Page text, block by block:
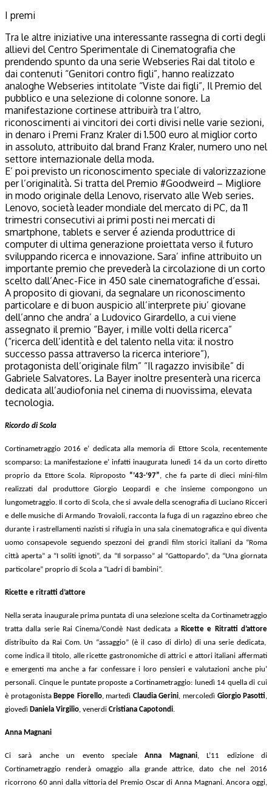
I premi
Tra le altre iniziative una interessante rassegna di corti degli
allievi del Centro Sperimentale di Cinematografia che
prendendo spunto da una serie Webseries Rai dal titolo e
dai contenuti “Genitori contro figli”, hanno realizzato
analoghe Webseries intitolate “Viste dai figli”, Il Premio del
pubblico e una selezione di colonne sonore. La
manifestazione cortinese attribuirà tra l’altro,
riconoscimenti ai vincitori dei corti divisi nelle varie sezioni,
in denaro i Premi Franz Kraler di 1.500 euro al miglior corto
in assoluto, attribuito dal brand Franz Kraler, numero uno nel
settore internazionale della moda.
E’ poi previsto un riconoscimento speciale di valorizzazione
per l’originalità. Si tratta del Premio #Goodweird – Migliore
in modo originale della Lenovo, riservato alle Web series.
Lenovo, società leader mondiale del mercato di PC, da 11
trimestri consecutivi ai primi posti nei mercati di
smartphone, tablets e server é azienda produttrice di
computer di ultima generazione proiettata verso il futuro
sviluppando ricerca e innovazione. Sara’ infine attribuito un
importante premio che prevederà la circolazione di un corto
scelto dall’Anec-Fice in 450 sale cinematografiche d’essai.
A proposito di giovani, da segnalare un riconoscimento
particolare e di buon auspicio all’interprete piu’ giovane
dell’anno che andra’ a Ludovico Girardello, a cui viene
assegnato il premio “Bayer, i mille volti della ricerca”
(“ricerca dell’identità e del talento nella vita: il nostro
successo passa attraverso la ricerca interiore”),
protagonista dell’originale film” “Il ragazzo invisibile” di
Gabriele Salvatores. La Bayer inoltre presenterà una ricerca
dedicata all’audiofonia nel cinema di nuovissima, elevata
tecnologia.
Ricordo di Scola
Cortinametraggio 2016 e’ dedicata alla memoria di Ettore Scola, recentemente
scomparso:La manifestazione e’ infatti inaugurata lunedì 14 da un corto diretto
proprio da Ettore Scola. Riproposto “’43-‘97”, che fa parte di dieci mini-film
realizzati dal produttore Giorgio Leopardi e che insieme compongono un
lungometraggio. Il corto di Scola, che si avvale della scenografia di Luciano Ricceri
e delle musiche di Armando Trovaioli, racconta la fuga di un ragazzino ebreo che
durante i rastrellamenti nazisti si rifugia in una sala cinematografica e qui diventa
uomo consapevole seguendo spezzoni dei grandi film storici italiani da “Roma
città aperta” a “I soliti ignoti”, da “Il sorpasso” al “Gattopardo”, da “Una giornata
particolare” proprio di Scola a “Ladri di bambini”.
Ricette e ritratti d’attore
Nella serata inaugurale prima puntata di una selezione scelta da Cortinametraggio
tratta dalla serie Rai Cinema/Condè Nast dedicata a Ricette e Ritratti d’attore
distribuito da Rai Com.Un “assaggio” (è il caso di dirlo) di una serie dedicata,
come indica il titolo, alle ricette gastronomiche di attrici e attori italiani affermati
e emergenti ma anche a far confessare i loro pensieri e valutazioni anche piu’
personali. Cinque le puntate proposte a Cortinametraggio: lunedì 14 quella di cui
è protagonista Beppe Fiorello, martedì Claudia Gerini, mercoledì Giorgio Pasotti,
giovedì Daniela Virgilio, venerdi Cristiana Capotondi.
Anna Magnani
Ci sarà ancheun evento specialeAnna Magnani,L’11 edizione di
Cortinametraggio renderà omaggio alla grande attrice, dato che nel 2016
ricorrono 60 anni dalla vittoria del Premio Oscar di Anna Magnani. Ancora oggi,